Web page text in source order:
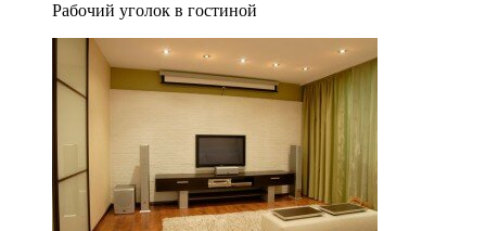
Рабочий уголок в гостиной